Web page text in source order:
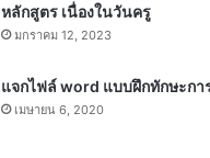
หลักสูตร เนื่องในวันครู
มกราคม 12, 2023
แจกไฟล์ word แบบฝึกทักษะกา
เมษายน 6, 2020